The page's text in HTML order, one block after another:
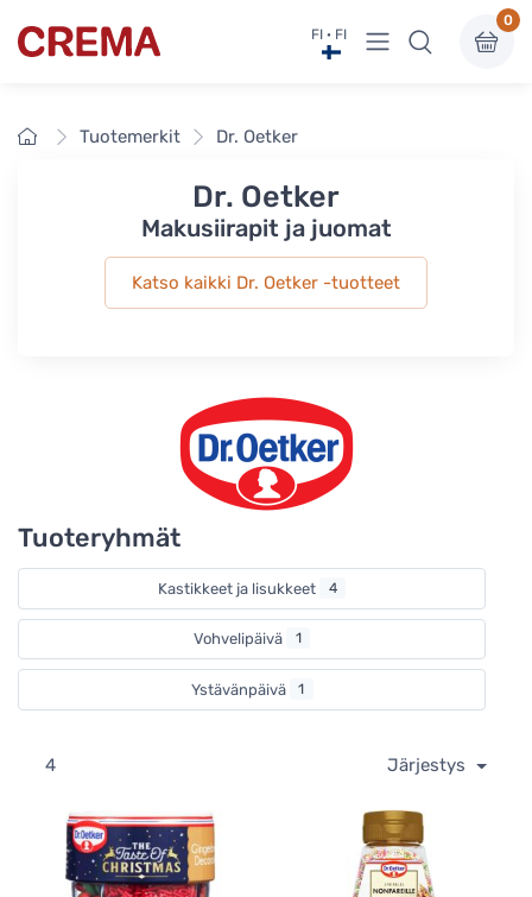
Crema FI · FI Näytä valikko
0
EtusivuTuotemerkit Dr. Oetker
Dr. Oetker
Makusiirapit ja juomat
Katso kaikki Dr. Oetker -tuotteet
Tuoteryhmät
Kastikkeet ja lisukkeet 4
Vohvelipäivä 1
Ystävänpäivä 1
4 Järjestys